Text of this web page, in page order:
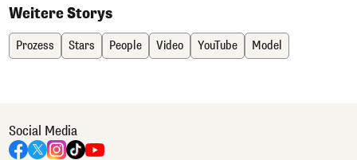
Weitere Storys
Prozess Stars People Video YouTube Model
Social Media